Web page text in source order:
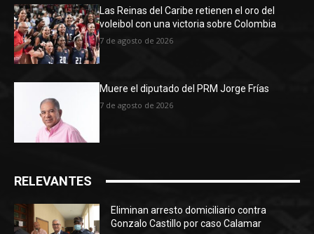
Las Reinas del Caribe retienen el oro del
voleibol con una victoria sobre Colombia
7 de agosto de 2026
Muere el diputado del PRM Jorge Frías
7 de agosto de 2026
RELEVANTES
Eliminan arresto domiciliario contra
Gonzalo Castillo por caso Calamar